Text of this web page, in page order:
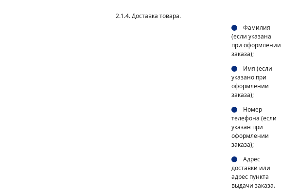
2.1.4. Доставка товара.
Фамилия
(если указана
при оформлении
заказа);
Имя (если
указано при
оформлении
заказа);
Номер
телефона (если
указан при
оформлении
заказа);
Адрес
доставки или
адрес пункта
выдачи заказа.